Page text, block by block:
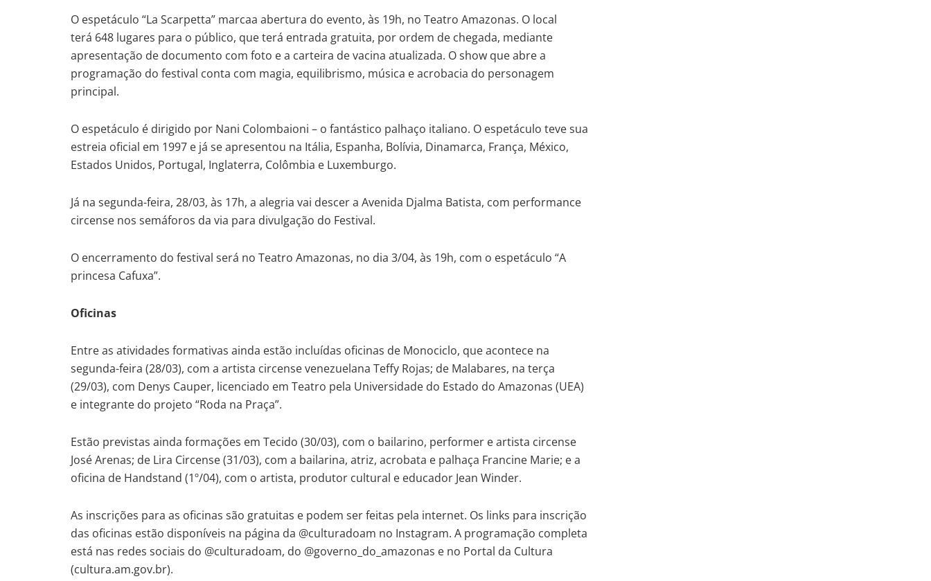
O espetáculo “La Scarpetta” marcaa abertura do evento, às 19h, no Teatro Amazonas. O local
terá 648 lugares para o público, que terá entrada gratuita, por ordem de chegada, mediante
apresentação de documento com foto e a carteira de vacina atualizada. O show que abre a
programação do festival conta com magia, equilibrismo, música e acrobacia do personagem
principal.
O espetáculo é dirigido por Nani Colombaioni – o fantástico palhaço italiano. O espetáculo teve sua
estreia oficial em 1997 e já se apresentou na Itália, Espanha, Bolívia, Dinamarca, França, México,
Estados Unidos, Portugal, Inglaterra, Colômbia e Luxemburgo.
Já na segunda-feira, 28/03, às 17h, a alegria vai descer a Avenida Djalma Batista, com performance
circense nos semáforos da via para divulgação do Festival.
O encerramento do festival será no Teatro Amazonas, no dia 3/04, às 19h, com o espetáculo “A
princesa Cafuxa”.
Oficinas
Entre as atividades formativas ainda estão incluídas oficinas de Monociclo, que acontece na
segunda-feira (28/03), com a artista circense venezuelana Teffy Rojas; de Malabares, na terça
(29/03), com Denys Cauper, licenciado em Teatro pela Universidade do Estado do Amazonas (UEA)
e integrante do projeto “Roda na Praça”.
Estão previstas ainda formações em Tecido (30/03), com o bailarino, performer e artista circense
José Arenas; de Lira Circense (31/03), com a bailarina, atriz, acrobata e palhaça Francine Marie; e a
oficina de Handstand (1º/04), com o artista, produtor cultural e educador Jean Winder.
As inscrições para as oficinas são gratuitas e podem ser feitas pela internet. Os links para inscrição
das oficinas estão disponíveis na página da @culturadoam no Instagram. A programação completa
está nas redes sociais do @culturadoam, do @governo_do_amazonas e no Portal da Cultura
(cultura.am.gov.br).